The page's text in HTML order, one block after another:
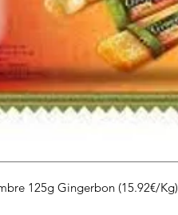
125g Gingerbon (15.92€/Kg)